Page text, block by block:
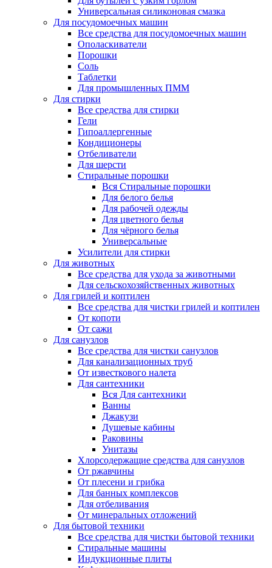
Универсальная силиконовая смазка
Для посудомоечных машин
Все средства для посудомоечных машин
Ополаскиватели
Порошки
Соль
Таблетки
Для промышленных ПММ
Для стирки
Все средства для стирки
Гели
Гипоаллергенные
Кондиционеры
Отбеливатели
Для шерсти
Стиральные порошки
Вся Стиральные порошки
Для белого белья
Для рабочей одежды
Для цветного белья
Для чёрного белья
Универсальные
Усилители для стирки
Для животных
Все средства для ухода за животными
Для сельскохозяйственных животных
Для грилей и коптилен
Все средства для чистки грилей и коптилен
От копоти
От сажи
Для санузлов
Все средства для чистки санузлов
Для канализационных труб
От известкового налета
Для сантехники
Вся Для сантехники
Ванны
Джакузи
Душевые кабины
Раковины
Унитазы
Хлорсодержащие средства для санузлов
От ржавчины
От плесени и грибка
Для банных комплексов
Для отбеливания
От минеральных отложений
Для бытовой техники
Все средства для чистки бытовой техники
Стиральные машины
Индукционные плиты